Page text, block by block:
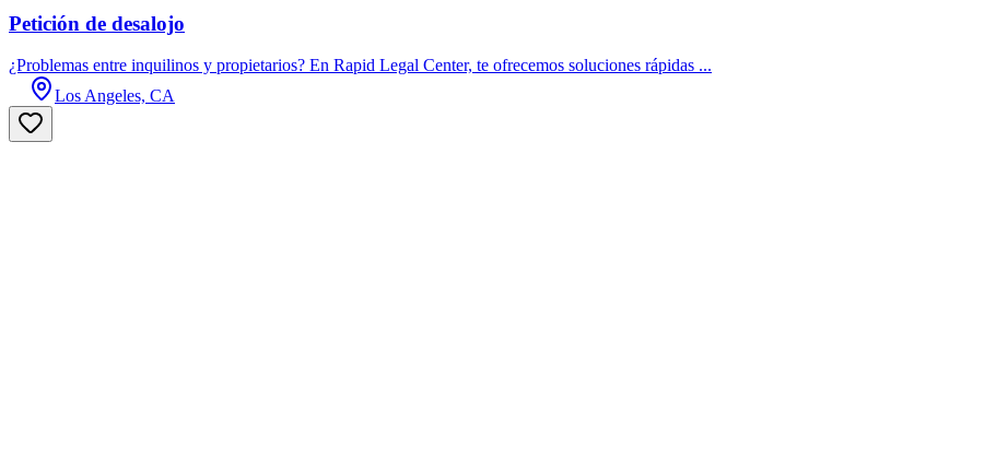
Petición de desalojo
¿Problemas entre inquilinos y propietarios? En Rapid Legal Center, te ofrecemos soluciones rápidas ...
Los Angeles, CA